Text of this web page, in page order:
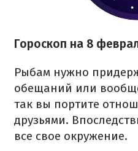
Гороскоп на 8
Рыбам нужно
обещаний или
так вы портите
друзьями.
все свое окружение.